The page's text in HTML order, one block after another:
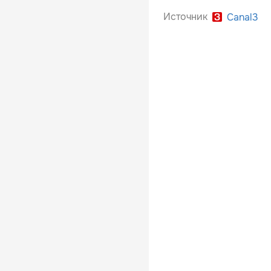
Источник Canal3